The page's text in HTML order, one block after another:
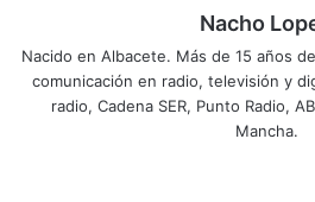
Nacho
Nacido en Albacete. Más de 15 años
comunicación en radio, televisión y
radio, Cadena SER, Punto Radio,
Mancha.